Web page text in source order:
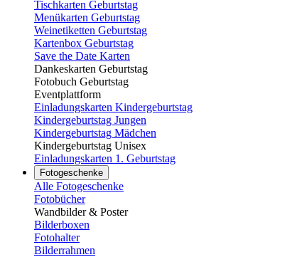
Tischkarten Geburtstag
Menükarten Geburtstag
Weinetiketten Geburtstag
Kartenbox Geburtstag
Save the Date Karten
Dankeskarten Geburtstag
Fotobuch Geburtstag
Eventplattform
Einladungskarten Kindergeburtstag
Kindergeburtstag Jungen
Kindergeburtstag Mädchen
Kindergeburtstag Unisex
Einladungskarten 1. Geburtstag
Fotogeschenke
Alle Fotogeschenke
Fotobücher
Wandbilder & Poster
Bilderboxen
Fotohalter
Bilderrahmen